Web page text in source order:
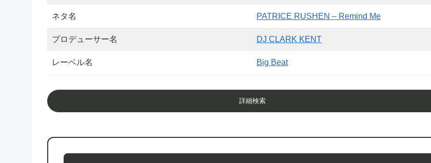
ネタ名 PATRICE RUSHEN – Remind Me
プロデューサー名 DJ CLARK KENT
レーベル名 Big Beat
詳細検索